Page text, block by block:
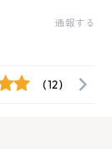
通報する
(12)